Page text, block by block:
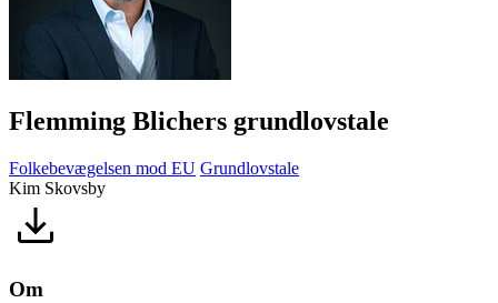
Flemming Blichers grundlovstale
Folkebevægelsen mod EU Grundlovstale
Kim Skovsby
Om